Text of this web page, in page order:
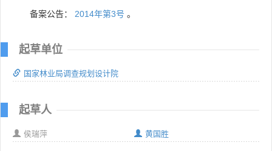
备案公告： 2014年第3号 。
起草单位
国家林业局调查规划设计院
起草人
侯瑞萍 黄国胜